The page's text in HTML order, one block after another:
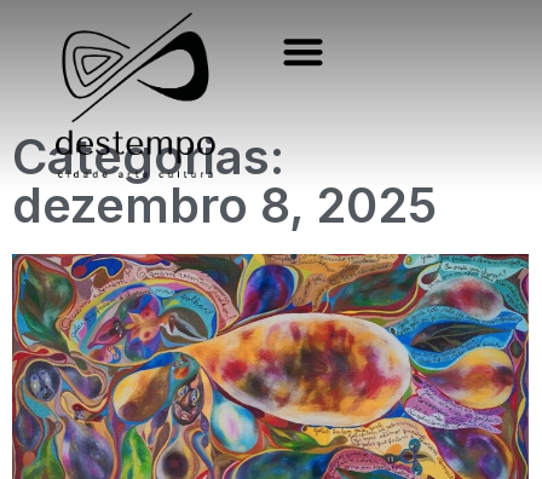
Categorias:
dezembro 8, 2025